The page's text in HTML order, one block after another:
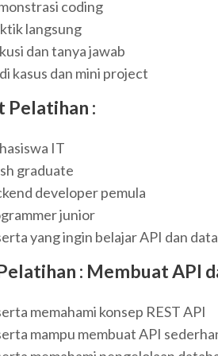
coding
langsung
dan tanya jawab
kasus dan mini project
Pelatihan :
IT
graduate
developer pemula
junior
yang ingin belajar API dan
: Membuat API
memahami konsep REST API
mampu membuat API